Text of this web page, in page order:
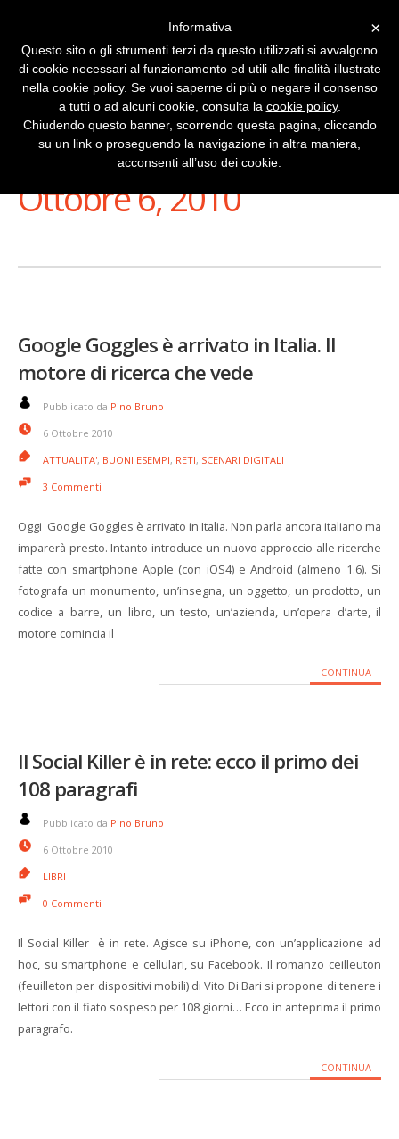
Stai Visualizzando
Ottobre 6, 2010
Google Goggles è arrivato in Italia. Il
motore di ricerca che vede
Pubblicato da Pino Bruno
6 Ottobre 2010
ATTUALITA', BUONI ESEMPI, RETI, SCENARI DIGITALI
3 Commenti
Oggi Google Goggles è arrivato in Italia. Non parla ancora italiano ma
imparerà presto. Intanto introduce un nuovo approccio alle ricerche
fatte con smartphone Apple (con iOS4) e Android (almeno 1.6). Si
fotografa un monumento, un’insegna, un oggetto, un prodotto, un
codice a barre, un libro, un testo, un’azienda, un’opera d’arte, il
motore comincia il
CONTINUA
Il Social Killer è in rete: ecco il primo dei
108 paragrafi
Pubblicato da Pino Bruno
6 Ottobre 2010
LIBRI
0 Commenti
Il Social Killer è in rete. Agisce su iPhone, con un’applicazione ad
hoc, su smartphone e cellulari, su Facebook. Il romanzo ceilleuton
(feuilleton per dispositivi mobili) di Vito Di Bari si propone di tenere i
lettori con il fiato sospeso per 108 giorni… Ecco in anteprima il primo
paragrafo.
CONTINUA
×
Informativa
Questo sito o gli strumenti terzi da questo utilizzati si avvalgono
di cookie necessari al funzionamento ed utili alle finalità illustrate
nella cookie policy. Se vuoi saperne di più o negare il consenso
a tutti o ad alcuni cookie, consulta la cookie policy.
Chiudendo questo banner, scorrendo questa pagina, cliccando
su un link o proseguendo la navigazione in altra maniera,
acconsenti all’uso dei cookie.